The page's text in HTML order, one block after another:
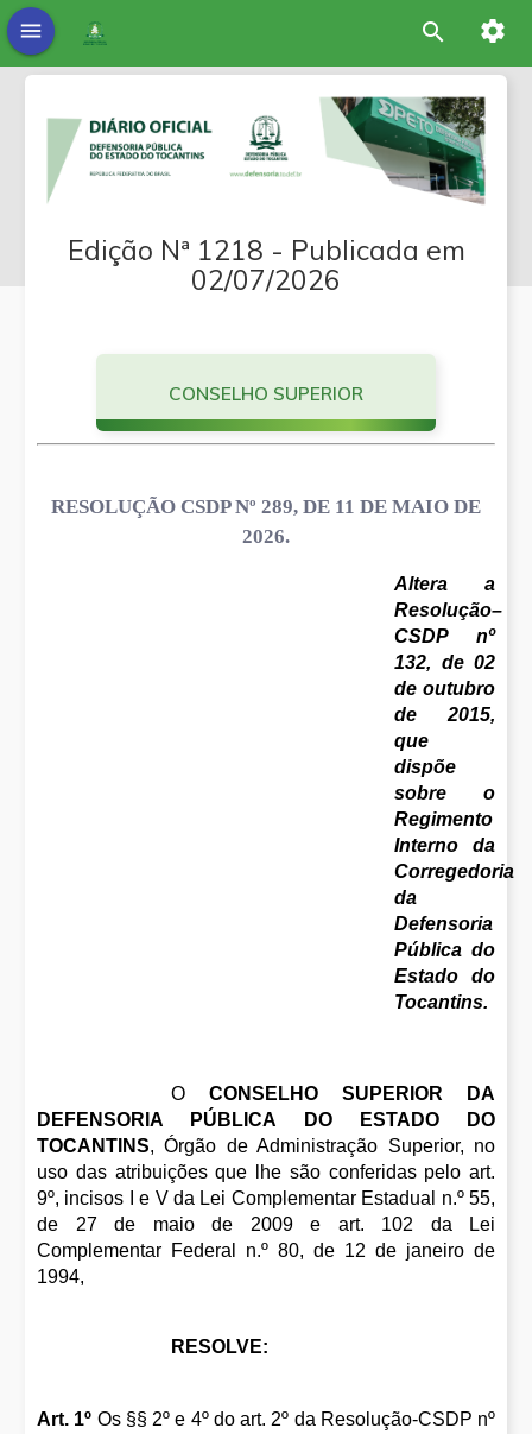
search settings
menu
Edição Nª 1218 - Publicada em
02/07/2026
CONSELHO SUPERIOR
RESOLUÇÃO CSDP Nº 289, DE 11 DE MAIO DE
2026.
Altera a
Resolução–
CSDP nº
132, de 02
de outubro
de 2015,
que
dispõe
sobre o
Regimento
Interno da
Corregedoria
da
Defensoria
Pública do
Estado do
Tocantins.
OCONSELHO SUPERIOR DA
DEFENSORIA PÚBLICA DO ESTADO DO
TOCANTINS, Órgão de Administração Superior, no
uso das atribuições que lhe são conferidas pelo art.
9º, incisos I e V da Lei Complementar Estadual n.º 55,
de 27 de maio de 2009 e art. 102 da Lei
Complementar Federal n.º 80, de 12 de janeiro de
1994,
RESOLVE:
Art. 1º Os §§ 2º e 4º do art. 2º da Resolução-CSDP nº